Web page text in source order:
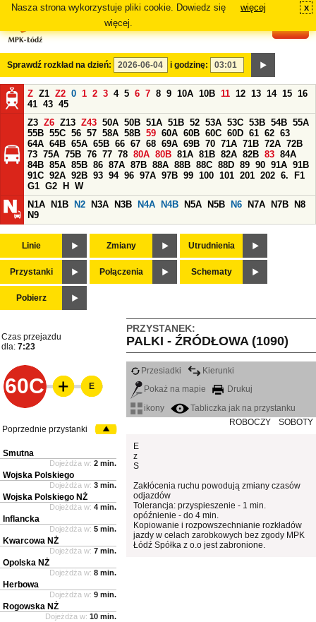
Nasza strona wykorzystuje pliki cookie. Dowiedz się
więcej.
więcej x
Sprawdź rozkład na dzień: i godzinę:
Z Z1 Z2 0 1 2 3 4 5 6 7 8 9 10A 10B 11 12 13 14 15 16
41 43 45
Z3 Z6 Z13 Z43 50A 50B 51A 51B 52 53A 53C 53B 54B 55A
55B 55C 56 57 58A 58B 59 60A 60B 60C 60D 61 62 63
64A 64B 65A 65B 66 67 68 69A 69B 70 71A 71B 72A 72B
73 75A 75B 76 77 78 80A 80B 81A 81B 82A 82B 83 84A
84B 85A 85B 86 87A 87B 88A 88B 88C 88D 89 90 91A 91B
91C 92A 92B 93 94 96 97A 97B 99 100 101 201 202 6.
F1
G1 G2 H
W
N1A
N1B N2 N3A N3B N4A N4B N5A N5B N6 N7A N7B
N8
N9
Linie Zmiany Utrudnienia
Przystanki Połączenia Schematy
Pobierz
PRZYSTANEK:
PALKI - ŹRÓDŁOWA (1090)
Czas przejazdu
dla: 7:23
60C
Przesiadki
Kierunki
Pokaż na mapie
Drukuj
ikony
Tabliczka jak na przystanku
ROBOCZY
SOBOTY
E
z
S
Zakłócenia ruchu powodują zmiany czasów
odjazdów
Tolerancja: przyspieszenie - 1 min.
opóźnienie - do 4 min.
Kopiowanie i rozpowszechnianie rozkładów
jazdy w celach zarobkowych bez zgody MPK
Łódź Spółka z o.o jest zabronione.
E
Poprzednie przystanki
Smutna
Dojeżdża w: 2 min.
Wojska Polskiego
Dojeżdża w: 3 min.
Wojska Polskiego NŻ
Dojeżdża w: 4 min.
Inflancka
Dojeżdża w: 5 min.
Kwarcowa NŻ
Dojeżdża w: 7 min.
Opolska NŻ
Dojeżdża w: 8 min.
Herbowa
Dojeżdża w: 9 min.
Rogowska NŻ
Dojeżdża w: 10 min.